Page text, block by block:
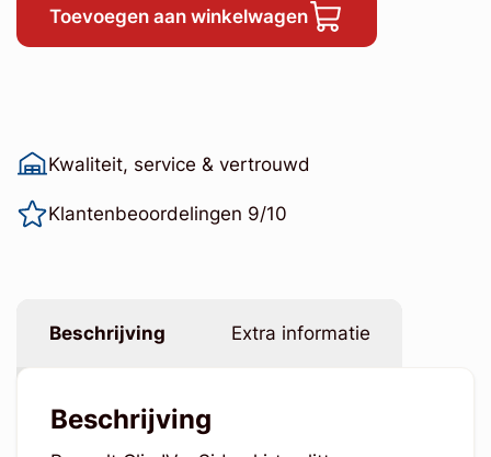
Toevoegen aan winkelwagen
Kwaliteit, service & vertrouwd
Klantenbeoordelingen 9/10
Beschrijving Extra informatie
Beschrijving